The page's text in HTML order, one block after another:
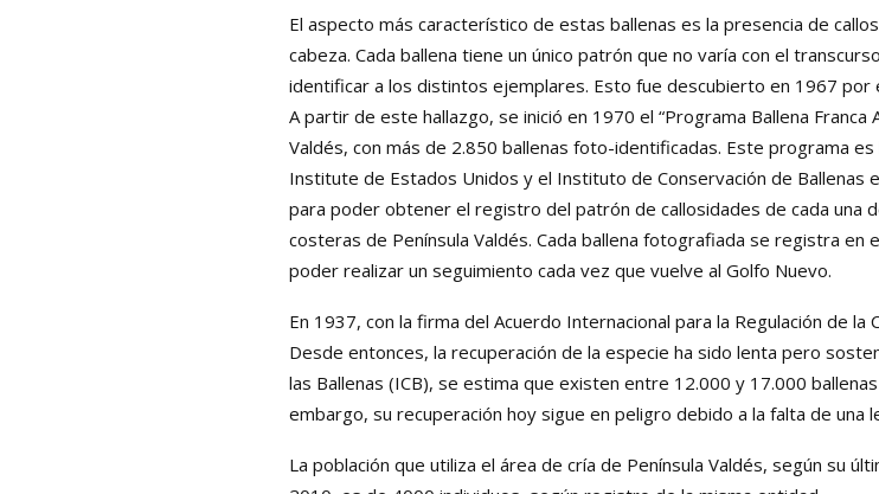
El aspecto más característico de estas ballenas es la presencia de
cabeza. Cada ballena tiene un único patrón que no varía con el
identificar a los distintos ejemplares. Esto fue descubierto en 1967
A partir de este hallazgo, se inició en 1970 el “Programa Ballena
Valdés, con más de 2.850 ballenas foto-identificadas. Este programa
Institute de Estados Unidos y el Instituto de Conservación de Ballenas
para poder obtener el registro del patrón de callosidades de cada una
costeras de Península Valdés. Cada ballena fotografiada se registra en
poder realizar un seguimiento cada vez que vuelve al Golfo Nuevo.
En 1937, con la firma del Acuerdo Internacional para la Regulación de
Desde entonces, la recuperación de la especie ha sido lenta pero
las Ballenas (ICB), se estima que existen entre 12.000 y 17.000
embargo, su recuperación hoy sigue en peligro debido a la falta de una
La población que utiliza el área de cría de Península Valdés, según su